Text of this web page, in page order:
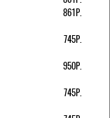
861Р.
745Р.
950Р.
745Р.